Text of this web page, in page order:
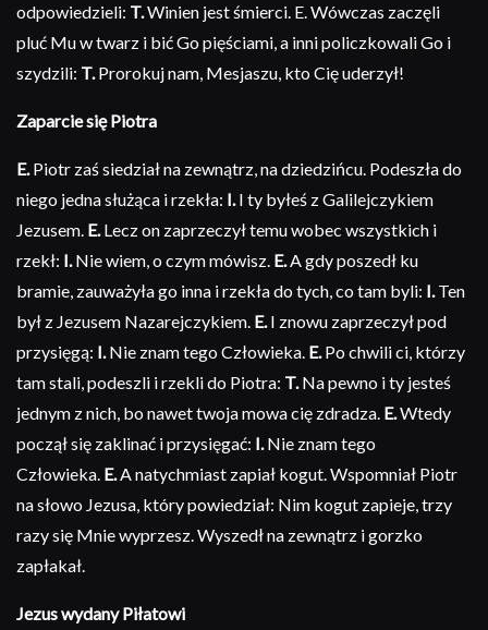
odpowiedzieli: T.Winien jest śmierci. E. Wówczas zaczęli
pluć Mu w twarz i bić Go pięściami, a inni policzkowali Go i
szydzili: T.Prorokuj nam, Mesjaszu, kto Cię uderzył!
Zaparcie się Piotra
E.Piotr zaś siedział na zewnątrz, na dziedzińcu. Podeszła do
niego jedna służąca i rzekła: I.I ty byłeś z Galilejczykiem
Jezusem. E.Lecz on zaprzeczył temu wobec wszystkich i
rzekł: I.Nie wiem, o czym mówisz. E.A gdy poszedł ku
bramie, zauważyła go inna i rzekła do tych, co tam byli: I.Ten
był z Jezusem Nazarejczykiem. E.I znowu zaprzeczył pod
przysięgą: I.Nie znam tego Człowieka. E.Po chwili ci, którzy
tam stali, podeszli i rzekli do Piotra: T.Na pewno i ty jesteś
jednym z nich, bo nawet twoja mowa cię zdradza. E.Wtedy
począł się zaklinać i przysięgać: I.Nie znam tego
Człowieka. E.A natychmiast zapiał kogut. Wspomniał Piotr
na słowo Jezusa, który powiedział: Nim kogut zapieje, trzy
razy się Mnie wyprzesz. Wyszedł na zewnątrz i gorzko
zapłakał.
Jezus wydany Piłatowi